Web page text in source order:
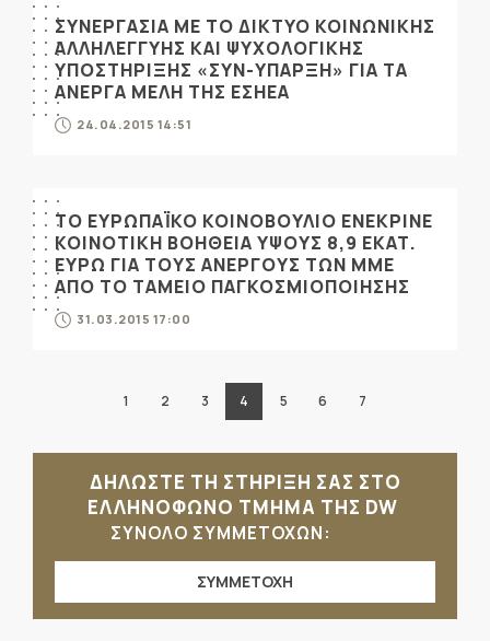
ΣΥΝΕΡΓΑΣΙΑ ΜΕ ΤΟ ΔΙΚΤΥΟ ΚΟΙΝΩΝΙΚΗΣ
ΑΛΛΗΛΕΓΓΥΗΣ ΚΑΙ ΨΥΧΟΛΟΓΙΚΗΣ
ΥΠΟΣΤΗΡΙΞΗΣ «ΣΥΝ-ΥΠΑΡΞΗ» ΓΙΑ ΤΑ
ΑΝΕΡΓΑ ΜΕΛΗ ΤΗΣ ΕΣΗΕΑ
24.04.2015 14:51
ΤΟ ΕΥΡΩΠΑΪΚΟ ΚΟΙΝΟΒΟΥΛΙΟ ΕΝΕΚΡΙΝΕ
ΚΟΙΝΟΤΙΚΗ ΒΟΗΘΕΙΑ ΥΨΟΥΣ 8,9 ΕΚΑΤ.
ΕΥΡΩ ΓΙΑ ΤΟΥΣ ΑΝΕΡΓΟΥΣ ΤΩΝ ΜΜΕ
ΑΠΟ ΤΟ ΤΑΜΕΙΟ ΠΑΓΚΟΣΜΙΟΠΟΙΗΣΗΣ
31.03.2015 17:00
1 2 3 4 5 6 7
ΔΗΛΩΣΤΕ ΤΗ ΣΤΗΡΙΞΗ ΣΑΣ ΣΤΟ
ΕΛΛΗΝΟΦΩΝΟ ΤΜΗΜΑ ΤΗΣ DW
ΣΥΝΟΛΟ ΣΥΜΜΕΤΟΧΩΝ:
ΣΥΜΜΕΤΟΧΗ